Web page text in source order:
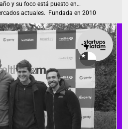
y su foco está puesto en
actuales. Fundada en 2010
Guajardo, Guillermo Medel y José
se centra en la industria dental a
SaaS permiten gestionar y
una solución «One-Stop-Shop»,
(Gerty). […]